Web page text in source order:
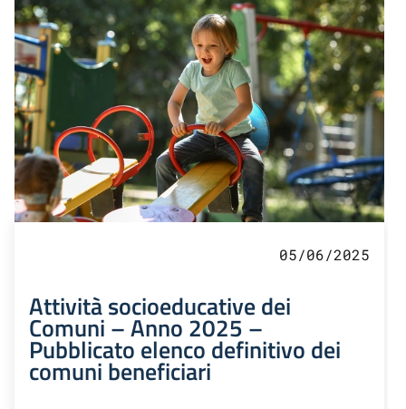
05/06/2025
Attività socioeducative dei
Comuni – Anno 2025 –
Pubblicato elenco definitivo dei
comuni beneficiari